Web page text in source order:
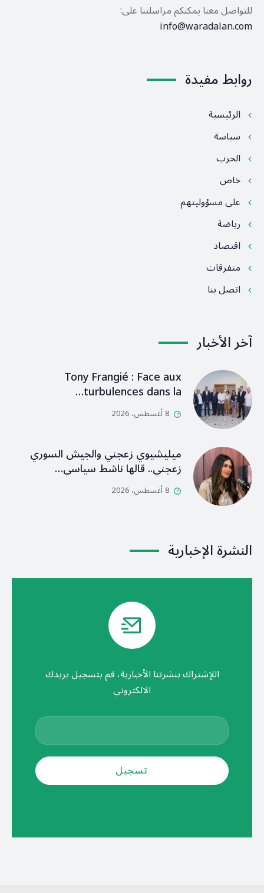
للتواصل معنا يمكنكم مراسلتنا على:
info@waradalan.com
روابط مفيدة
الرئيسية
سياسة
الحرب
خاص
على مسؤوليتهم
رياضة
اقتصاد
متفرقات
اتصل بنا
آخر الأخبار
Tony Frangié : Face aux
turbulences dans la…
8 أغسطس، 2026
ميليشيوي زعجني والجيش السوري
زعجني.. قالها ناشط سياسي…
8 أغسطس، 2026
النشرة الإخبارية
اللإشتراك بنشرتنا الأخبارية، قم بتسجيل بريدك
الالكتروني